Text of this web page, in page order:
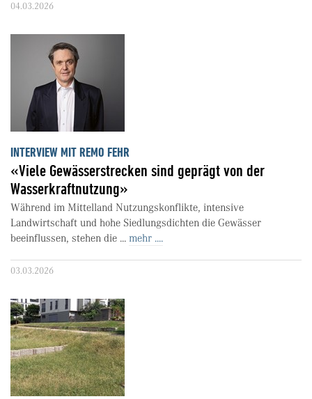
04.03.2026
INTERVIEW MIT REMO FEHR
«Viele Gewässerstrecken sind geprägt von der
Wasserkraftnutzung»
Während im Mittelland Nutzungskonflikte, intensive
Landwirtschaft und hohe Siedlungsdichten die Gewässer
beeinflussen, stehen die ... mehr ....
03.03.2026